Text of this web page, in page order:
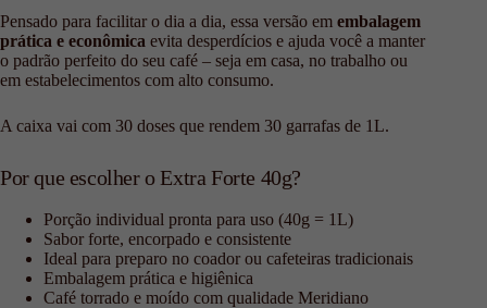
Pensado para facilitar o dia a dia, essa versão em embalagem
prática e econômica evita desperdícios e ajuda você a manter
o padrão perfeito do seu café – seja em casa, no trabalho ou
em estabelecimentos com alto consumo.
A caixa vai com 30 doses que rendem 30 garrafas de 1L.
Por que escolher o Extra Forte 40g?
Porção individual pronta para uso (40g = 1L)
Sabor forte, encorpado e consistente
Ideal para preparo no coador ou cafeteiras tradicionais
Embalagem prática e higiênica
Café torrado e moído com qualidade Meridiano